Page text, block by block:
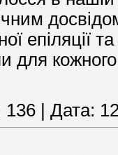
епіляції
для
136 Дата: